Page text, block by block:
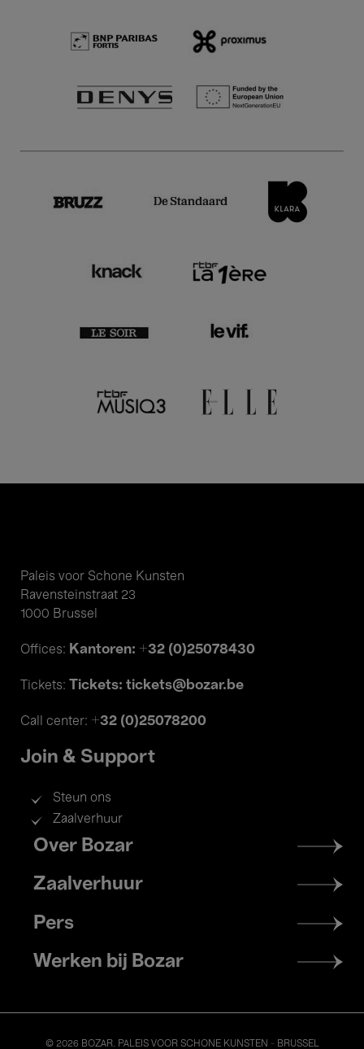
Paleis voor Schone Kunsten
Ravensteinstraat 23
1000 Brussel
Offices: Kantoren: +32 (0)25078430
Tickets: Tickets: tickets@bozar.be
Call center: +32 (0)25078200
Join & Support
Steun ons
Zaalverhuur
Footer
menu
Over Bozar
Zaalverhuur
Pers
Werken bij Bozar
© 2026 BOZAR. PALEIS VOOR SCHONE KUNSTEN - BRUSSEL